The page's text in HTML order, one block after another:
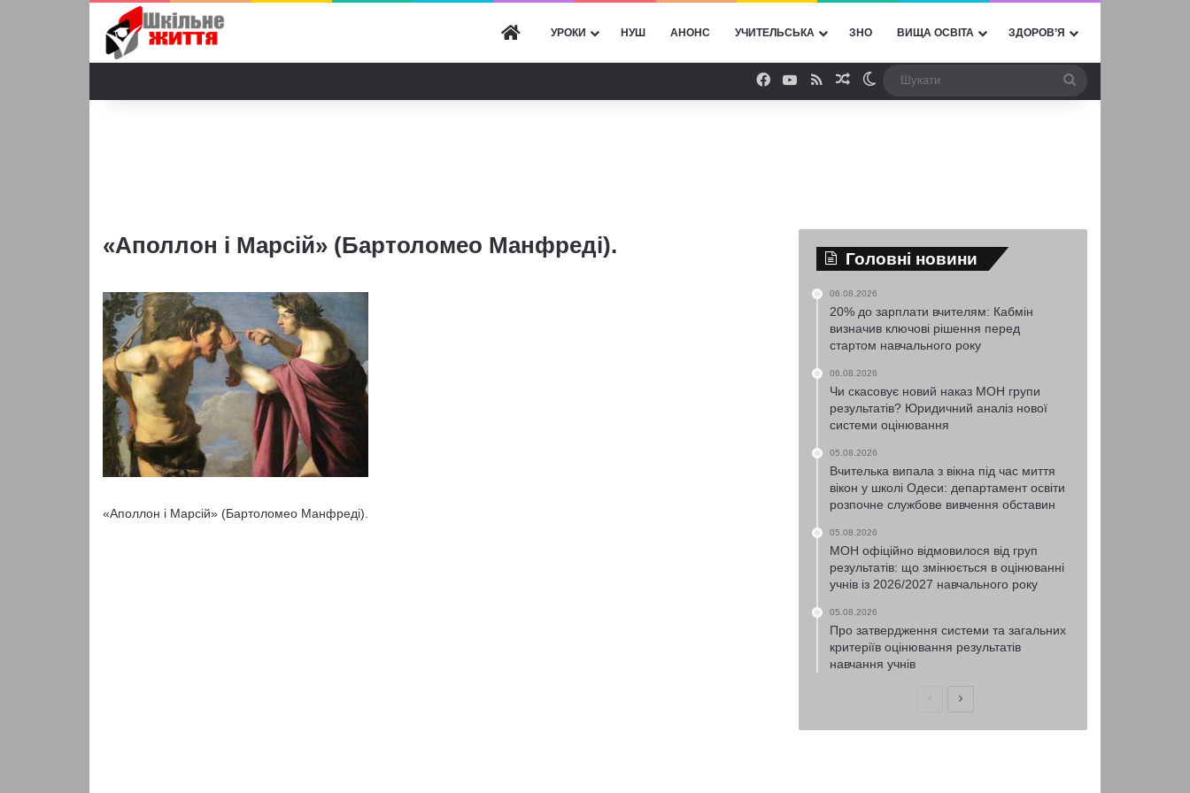
ГОЛОВНА
УРОКИ НУШ АНОНС УЧИТЕЛЬСЬКА ЗНО ВИЩА ОСВІТА ЗДОРОВ’Я
Facebook
YouTube
RSSВипадкова стаття
Switch skin
«Аполлон і Марсій» (Бартоломео Манфреді).
«Аполлон і Марсій» (Бартоломео Манфреді).
Головні новини
06.08.2026
20% до зарплати вчителям: Кабмін
визначив ключові рішення перед
стартом навчального року
06.08.2026
Чи скасовує новий наказ МОН групи
результатів? Юридичний аналіз нової
системи оцінювання
05.08.2026
Вчителька випала з вікна під час миття
вікон у школі Одеси: департамент освіти
розпочне службове вивчення обставин
05.08.2026
МОН офіційно відмовилося від груп
результатів: що змінюється в оцінюванні
учнів із 2026/2027 навчального року
05.08.2026
Про затвердження системи та загальних
критеріїв оцінювання результатів
навчання учнів
ПопередняНаступна